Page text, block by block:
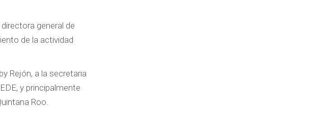
general de
de la actividad
Rejón, a la secretaria
y principalmente
Roo.